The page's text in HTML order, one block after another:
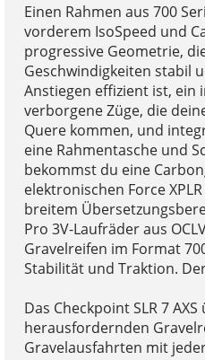
Einen Rahmen aus 700
vorderem IsoSpeed und
progressive Geometrie,
Geschwindigkeiten stabil
Anstiegen effizient ist, ein
verborgene Züge, die
Quere kommen, und
eine Rahmentasche und
bekommst du eine
elektronischen Force
breitem
Pro 3V-Laufräder aus
Gravelreifen im Format
Stabilität und Traktion.
Das Checkpoint SLR 7
herausfordernden
Gravelausfahrten mit